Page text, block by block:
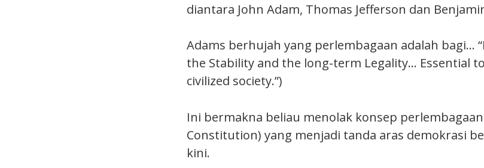
diantara John Adam, Thomas Jefferson dan
Adams berhujah yang perlembagaan adalah bagi…
the Stability and the long-term Legality… Essential
civilized society.”)
Ini bermakna beliau menolak konsep
Constitution) yang menjadi tanda aras demokrasi
kini.